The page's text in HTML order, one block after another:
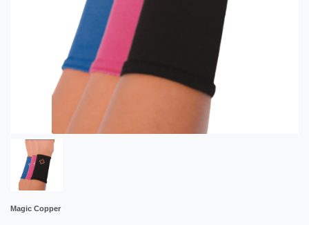
Magic Copper